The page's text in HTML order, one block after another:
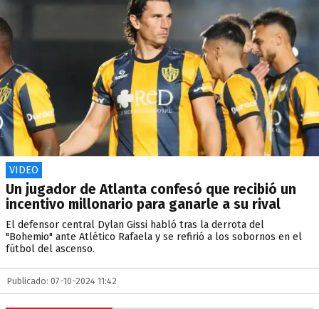
VIDEO
Un jugador de Atlanta confesó que recibió un
incentivo millonario para ganarle a su rival
El defensor central Dylan Gissi habló tras la derrota del
"Bohemio" ante Atlético Rafaela y se refirió a los sobornos en el
fútbol del ascenso.
Publicado: 07-10-2024 11:42